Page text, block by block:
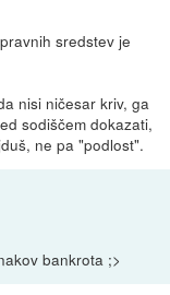
sredstev je
nisi ničesar kriv, ga
sodiščem dokazati,
ne pa "podlost".
bankrota ;>